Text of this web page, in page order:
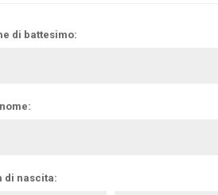
di battesimo:
di nascita: